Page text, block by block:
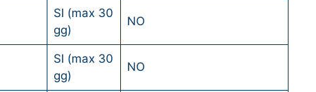
SI (max 30
gg)
NO
SI (max 30
gg)
NO